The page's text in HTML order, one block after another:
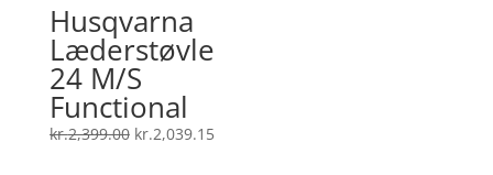
Husqvarna
Læderstøvle
24 M/S
Functional
kr.2,399.00 Den
kr.2,039.15Den